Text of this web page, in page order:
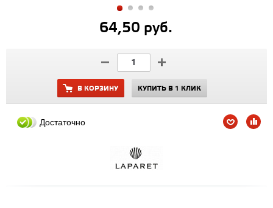
64,50 руб.
В КОРЗИНУ КУПИТЬ В 1 КЛИК
Достаточно